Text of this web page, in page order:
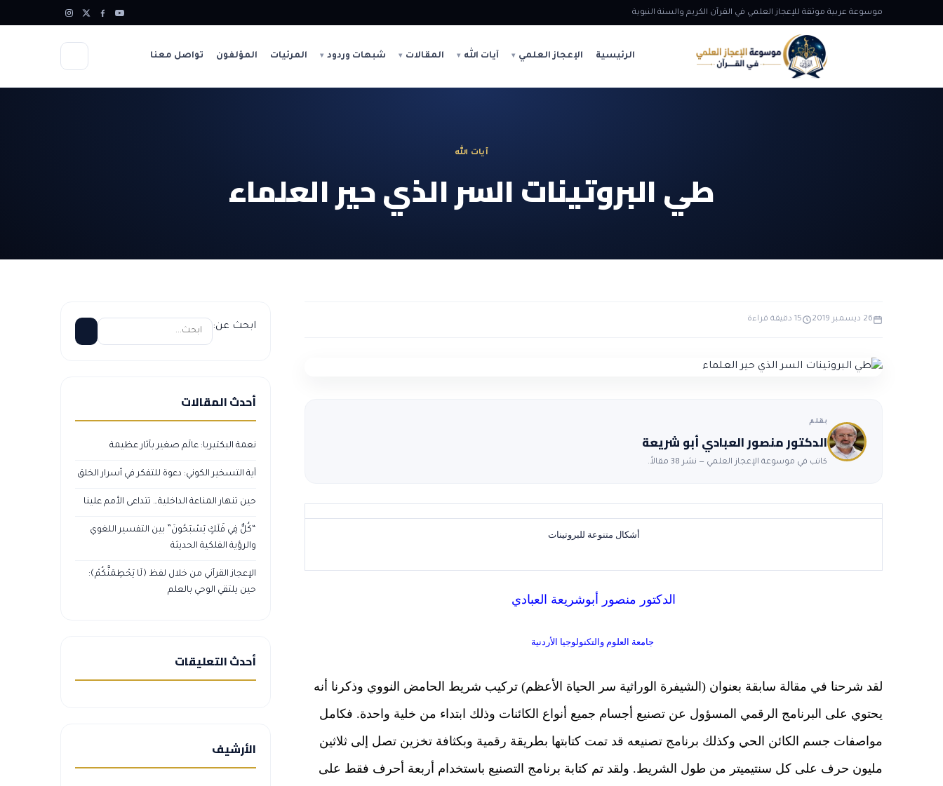
موسوعة عربية موثقة للإعجاز العلمي في القرآن الكريم والسنة النبوية
الرئيسية الإعجاز العلمي آيات الله المقالات شبهات وردود المرئيات المؤلفون تواصل معنا
آيات الله
طي البروتينات السر الذي حير العلماء
26 ديسمبر 2019 15 دقيقة قراءة
بقلم
الدكتور منصور العبادي أبو شريعة
كاتب في موسوعة الإعجاز العلمي — نشر 38 مقالاً.
أشكال متنوعة للبروتينات
الدكتور منصور أبوشريعة العبادي
جامعة العلوم والتكنولوجيا الأردنية
لقد شرحنا في مقالة سابقة بعنوان (الشيفرة الوراثية سر الحياة الأعظم) تركيب شريط الحامض النووي وذكرنا أنه
يحتوي على البرنامج الرقمي المسؤول عن تصنيع أجسام جميع أنواع الكائنات وذلك ابتداء من خلية واحدة. فكامل
مواصفات جسم الكائن الحي وكذلك برنامج تصنيعه قد تمت كتابتها بطريقة رقمية وبكثافة تخزين تصل إلى ثلاثين
مليون حرف على كل سنتيميتر من طول الشريط. ولقد تم كتابة برنامج التصنيع باستخدام أربعة أحرف فقط على
ابحث عن:
أحدث المقالات
نعمة البكتيريا: عالَم صغير بآثار عظيمة
آية التسخير الكوني: دعوة للتفكر في أسرار الخلق
حين تنهار المناعة الداخلية… تتداعى الأمم علينا
“كُلٌّ فِي فَلَكٍ يَسْبَحُونَ” بين التفسير اللغوي
والرؤية الفلكية الحديثة
الإعجاز القرآني من خلال لفظ ﴿لَا يَحْطِمَنَّكُمْ﴾:
حين يلتقي الوحي بالعلم
أحدث التعليقات
الأرشيف